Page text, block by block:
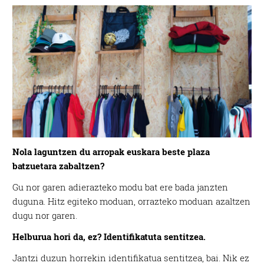
Nola laguntzen du arropak euskara beste plaza
batzuetara zabaltzen?
Gu nor garen adierazteko modu bat ere bada janzten
duguna. Hitz egiteko moduan, orrazteko moduan azaltzen
dugu nor garen.
Helburua hori da, ez? Identifikatuta sentitzea.
Jantzi duzun horrekin identifikatua sentitzea, bai. Nik ez